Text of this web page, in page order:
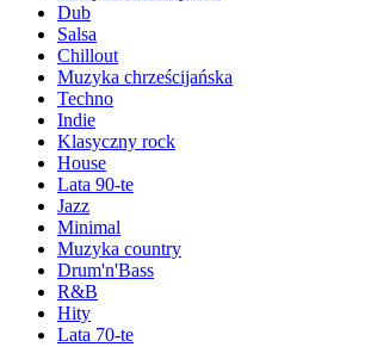
Dub
Salsa
Chillout
Muzyka chrześcijańska
Techno
Indie
Klasyczny rock
House
Lata 90-te
Jazz
Minimal
Muzyka country
Drum'n'Bass
R&B
Hity
Lata 70-te